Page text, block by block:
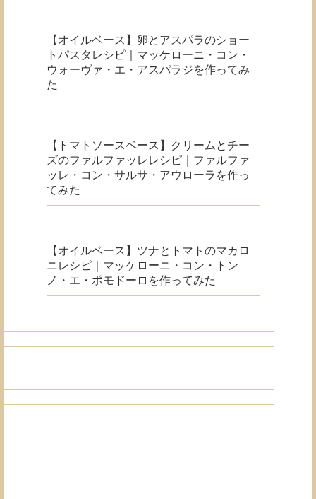
【オイルベース】卵とアスパラのショー
トパスタレシピ｜マッケローニ・コン・
ウォーヴァ・エ・アスパラジを作ってみ
た
【トマトソースベース】クリームとチー
ズのファルファッレレシピ｜ファルファ
ッレ・コン・サルサ・アウローラを作っ
てみた
【オイルベース】ツナとトマトのマカロ
ニレシピ｜マッケローニ・コン・トン
ノ・エ・ポモドーロを作ってみた